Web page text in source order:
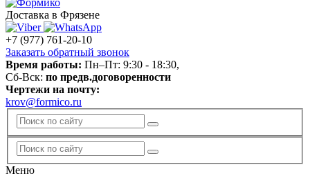
Доставка в Фрязене
+7 (977) 761-20-10
Заказать обратный звонок
Время работы: Пн–Пт: 9:30 - 18:30,
Сб-Вск: по предв.договоренности
Чертежи на почту:
krov@formico.ru
Меню